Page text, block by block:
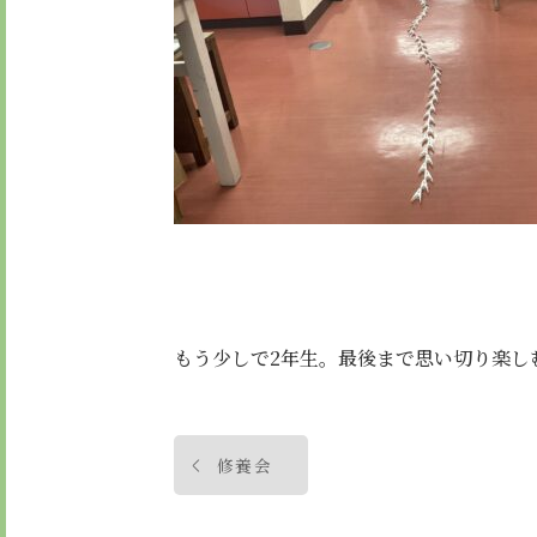
もう少しで2年生。最後まで思い切り楽し
投
稿
修養会